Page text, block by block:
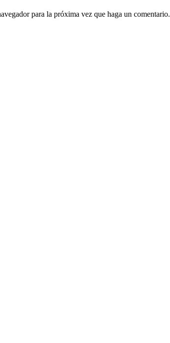
para la próxima vez que haga un comentario.